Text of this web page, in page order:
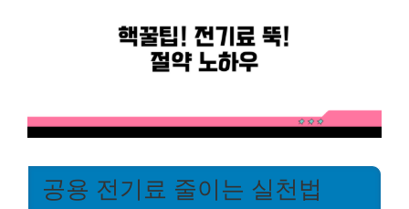
공용 전기료 줄이는 실천법